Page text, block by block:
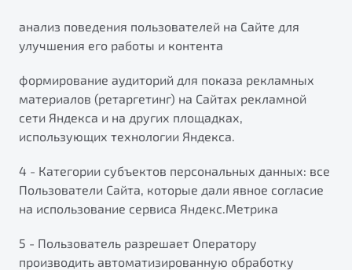
анализ поведения пользователей на Сайте для
улучшения его работы и контента
формирование аудиторий для показа рекламных
материалов (ретаргетинг) на Сайтах рекламной
сети Яндекса и на других площадках,
использующих технологии Яндекса.
4 - Категории субъектов персональных данных: все
Пользователи Сайта, которые дали явное согласие
на использование сервиса Яндекс.Метрика
5 - Пользователь разрешает Оператору
производить автоматизированную обработку